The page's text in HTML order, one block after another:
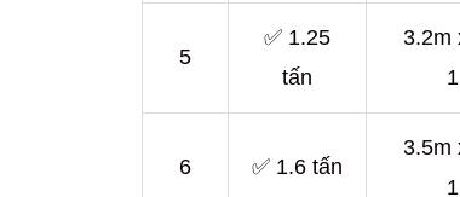
5
✅ 1.25
tấn
3.2m
6 ✅ 1.6 tấn
3.5m